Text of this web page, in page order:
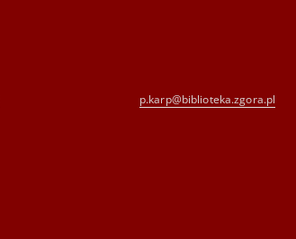
p.karp@biblioteka.zgora.pl